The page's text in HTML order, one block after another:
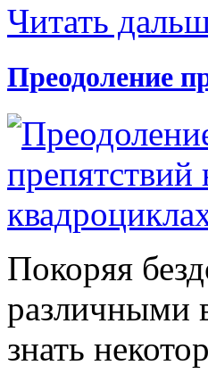
Читать
Преодоление
Покоряя
различными
знать